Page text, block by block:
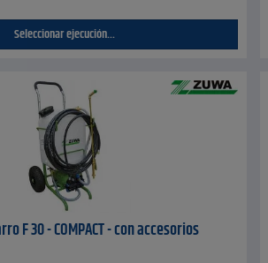
Seleccionar ejecución...
F 30 - COMPACT - con accesorios